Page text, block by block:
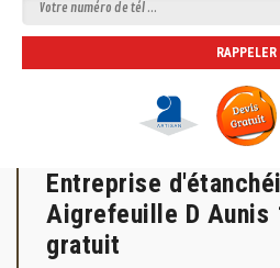
Entreprise
Aigrefeuille D Aunis
gratuit